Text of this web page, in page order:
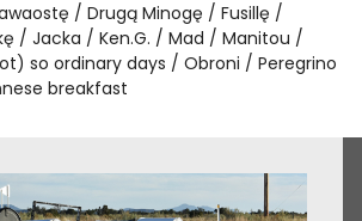
Drugą Minogę
Fusillę
Jacka Ken.G. Mad
Manitou
so ordinary days Obroni
Peregrino
breakfast